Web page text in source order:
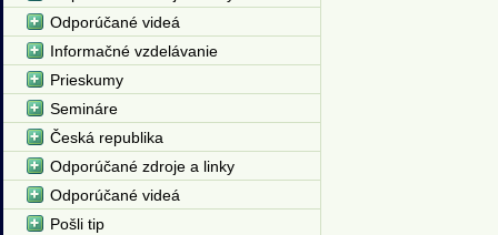
Odporúčané videá
Informačné vzdelávanie
Prieskumy
Semináre
Česká republika
Odporúčané zdroje a linky
Odporúčané videá
Pošli tip